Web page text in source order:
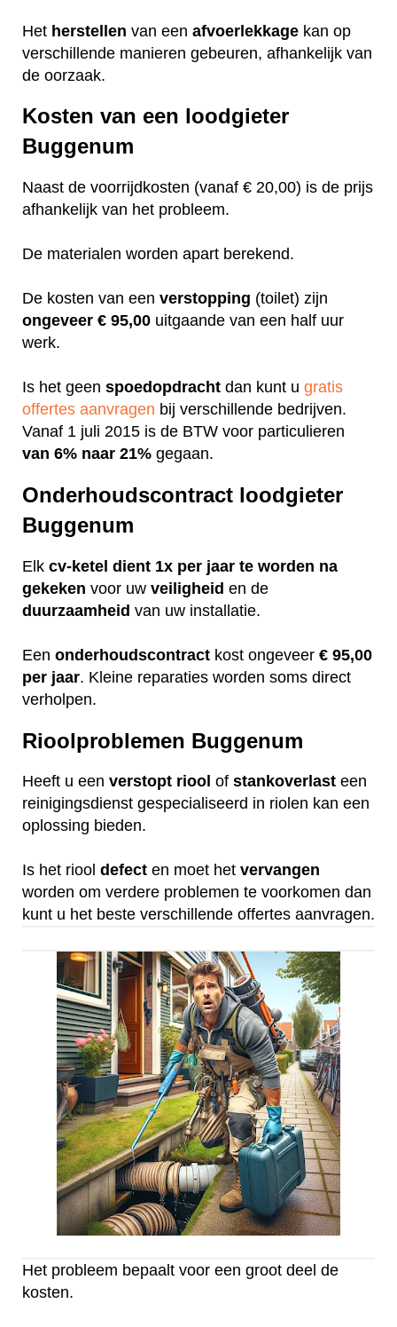
Het herstellen van een afvoerlekkage kan op
verschillende manieren gebeuren, afhankelijk van
de oorzaak.
Kosten van een loodgieter
Buggenum
Naast de voorrijdkosten (vanaf € 20,00) is de prijs
afhankelijk van het probleem.
De materialen worden apart berekend.
De kosten van een verstopping (toilet) zijn
ongeveer € 95,00 uitgaande van een half uur
werk.
Is het geen spoedopdracht dan kunt u gratis
offertes aanvragen bij verschillende bedrijven.
Vanaf 1 juli 2015 is de BTW voor particulieren
van 6% naar 21% gegaan.
Onderhoudscontract loodgieter
Buggenum
Elk cv-ketel dient 1x per jaar te worden na
gekeken voor uw veiligheid en de
duurzaamheid van uw installatie.
Een onderhoudscontract kost ongeveer € 95,00
per jaar. Kleine reparaties worden soms direct
verholpen.
Rioolproblemen Buggenum
Heeft u een verstopt riool of stankoverlast een
reinigingsdienst gespecialiseerd in riolen kan een
oplossing bieden.
Is het riool defect en moet het vervangen
worden om verdere problemen te voorkomen dan
kunt u het beste verschillende offertes aanvragen.
Het probleem bepaalt voor een groot deel de
kosten.